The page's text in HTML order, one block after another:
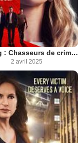
Hunting : Chasseurs de criminels
2 avril 2025